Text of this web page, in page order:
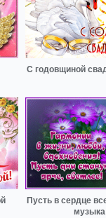
С годовщиной
Пусть в сердце
музыка